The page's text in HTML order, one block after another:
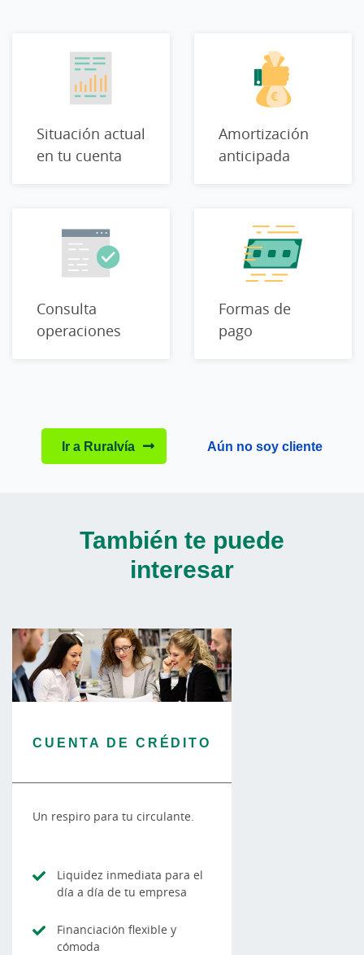
Situación actual
en tu cuenta
Amortización
anticipada
Consulta
operaciones
Formas de
pago
Ir a Ruralvía Aún no soy cliente
También te puede
interesar
CUENTA DE CRÉDITO
Un respiro para tu circulante.
Liquidez inmediata para el
día a día de tu empresa
Financiación flexible y
cómoda